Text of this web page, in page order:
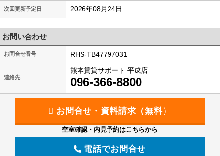
次回更新予定日 2026年08月24日
お問い合わせ
お問合せ番号 RHS-TB47797031
連絡先
熊本賃貸サポート 平成店
096-366-8800
空室確認・内見予約はこちらから
電話でお問合せ